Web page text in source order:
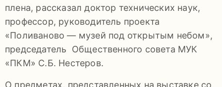
плена, рассказал доктор технических наук,
профессор, руководитель проекта
«Поливаново — музей под открытым небом»,
председатель Общественного совета МУК
«ПКМ» С.Б. Нестеров.
О предметах, представленных на выставке со